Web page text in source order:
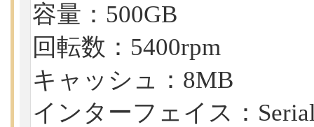
容量：500GB
回転数：5400rpm
キャッシュ：8MB
インターフェイス：